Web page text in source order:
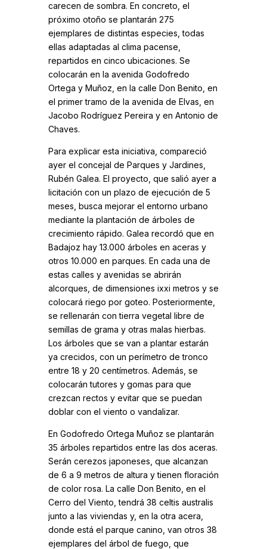
carecen de sombra. En concreto, el
próximo otoño se plantarán 275
ejemplares de distintas especies, todas
ellas adaptadas al clima pacense,
repartidos en cinco ubicaciones. Se
colocarán en la avenida Godofredo
Ortega y Muñoz, en la calle Don Benito, en
el primer tramo de la avenida de Elvas, en
Jacobo Rodríguez Pereira y en Antonio de
Chaves.
Para explicar esta iniciativa, compareció
ayer el concejal de Parques y Jardines,
Rubén Galea. El proyecto, que salió ayer a
licitación con un plazo de ejecución de 5
meses, busca mejorar el entorno urbano
mediante la plantación de árboles de
crecimiento rápido. Galea recordó que en
Badajoz hay 13.000 árboles en aceras y
otros 10.000 en parques. En cada una de
estas calles y avenidas se abrirán
alcorques, de dimensiones ixxi metros y se
colocará riego por goteo. Posteriormente,
se rellenarán con tierra vegetal libre de
semillas de grama y otras malas hierbas.
Los árboles que se van a plantar estarán
ya crecidos, con un perímetro de tronco
entre 18 y 20 centímetros. Además, se
colocarán tutores y gomas para que
crezcan rectos y evitar que se puedan
doblar con el viento o vandalizar.
En Godofredo Ortega Muñoz se plantarán
35 árboles repartidos entre las dos aceras.
Serán cerezos japoneses, que alcanzan
de 6 a 9 metros de altura y tienen floración
de color rosa. La calle Don Benito, en el
Cerro del Viento, tendrá 38 celtis australis
junto a las viviendas y, en la otra acera,
donde está el parque canino, van otros 38
ejemplares del árbol de fuego, que